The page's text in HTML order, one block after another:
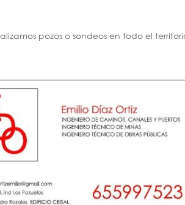
pozos o sondeos en todo el